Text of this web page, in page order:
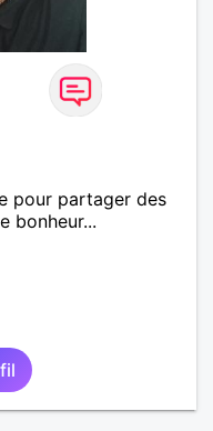
pour partager des
bonheur...